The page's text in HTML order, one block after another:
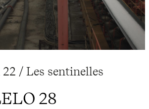
/ Les sentinelles
28